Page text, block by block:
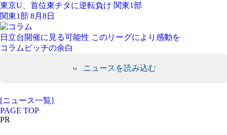
東京U、首位東チタに逆転負け 関東1部
関東1部 8月8日
日立台開催に見る可能性 このリーグにより感動を
コラム ピッチの余白
ニュースを読み込む
[ニュース一覧]
PAGE TOP
PR